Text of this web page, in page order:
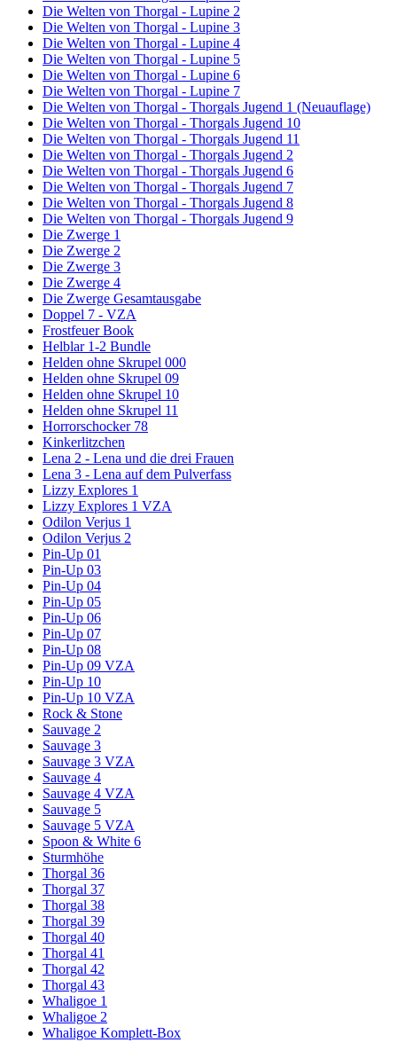
Die Welten von Thorgal - Lupine 2
Die Welten von Thorgal - Lupine 3
Die Welten von Thorgal - Lupine 4
Die Welten von Thorgal - Lupine 5
Die Welten von Thorgal - Lupine 6
Die Welten von Thorgal - Lupine 7
Die Welten von Thorgal - Thorgals Jugend 1 (Neuauflage)
Die Welten von Thorgal - Thorgals Jugend 10
Die Welten von Thorgal - Thorgals Jugend 11
Die Welten von Thorgal - Thorgals Jugend 2
Die Welten von Thorgal - Thorgals Jugend 6
Die Welten von Thorgal - Thorgals Jugend 7
Die Welten von Thorgal - Thorgals Jugend 8
Die Welten von Thorgal - Thorgals Jugend 9
Die Zwerge 1
Die Zwerge 2
Die Zwerge 3
Die Zwerge 4
Die Zwerge Gesamtausgabe
Doppel 7 - VZA
Frostfeuer Book
Helblar 1-2 Bundle
Helden ohne Skrupel 000
Helden ohne Skrupel 09
Helden ohne Skrupel 10
Helden ohne Skrupel 11
Horrorschocker 78
Kinkerlitzchen
Lena 2 - Lena und die drei Frauen
Lena 3 - Lena auf dem Pulverfass
Lizzy Explores 1
Lizzy Explores 1 VZA
Odilon Verjus 1
Odilon Verjus 2
Pin-Up 01
Pin-Up 03
Pin-Up 04
Pin-Up 05
Pin-Up 06
Pin-Up 07
Pin-Up 08
Pin-Up 09 VZA
Pin-Up 10
Pin-Up 10 VZA
Rock & Stone
Sauvage 2
Sauvage 3
Sauvage 3 VZA
Sauvage 4
Sauvage 4 VZA
Sauvage 5
Sauvage 5 VZA
Spoon & White 6
Sturmhöhe
Thorgal 36
Thorgal 37
Thorgal 38
Thorgal 39
Thorgal 40
Thorgal 41
Thorgal 42
Thorgal 43
Whaligoe 1
Whaligoe 2
Whaligoe Komplett-Box